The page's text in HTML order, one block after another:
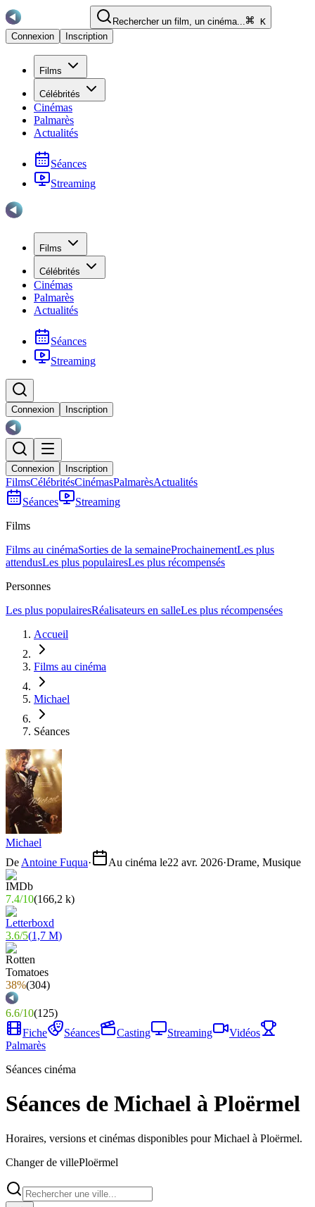
Rechercher un film, un cinéma...
K
Connexion
Inscription
Films
Célébrités
Cinémas
Palmarès
Actualités
Séances
Streaming
Films
Célébrités
Cinémas
Palmarès
Actualités
Séances
Streaming
Connexion Inscription
Connexion Inscription
FilmsCélébritésCinémasPalmarèsActualités
Séances
Streaming
Films
Films au cinémaSorties de la semaineProchainementLes plus
attendusLes plus populairesLes plus récompensés
Personnes
Les plus populairesRéalisateurs en salleLes plus récompensées
Accueil
Films au cinéma
Michael
Séances
Michael
De Antoine Fuqua· Au cinéma le22 avr. 2026·Drame, Musique
7.4/10(166,2 k)
3.6/5(1,7 M)
38%(304)
6.6/10(125)
Fiche
Séances Casting Streaming
Vidéos
Palmarès
Séances cinéma
Séances de Michael à Ploërmel
Horaires, versions et cinémas disponibles pour Michael à Ploërmel.
Changer de villePloërmel